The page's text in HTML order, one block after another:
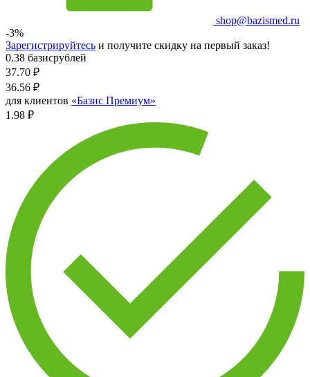
shop@bazismed.ru
-3%
Зарегистрируйтесь и получите скидку на первый заказ!
0.38 базисрублей
37.70 ₽
36.56 ₽
для клиентов «Базис Премиум»
1.98 ₽